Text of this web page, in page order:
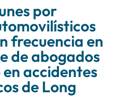
por
frecuencia en
de abogados
accidentes
de Long